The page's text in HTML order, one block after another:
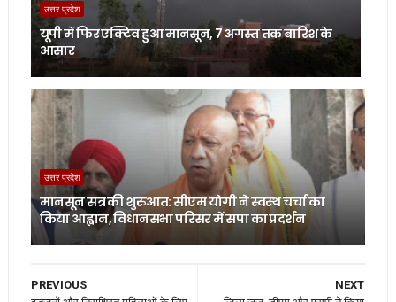
उत्तर प्रदेश
यूपी में फिर एक्टिव हुआ मानसून, 7 अगस्त तक बारिश के
आसार
उत्तर प्रदेश
मानसून सत्र की शुरुआत: सीएम योगी ने स्वस्थ चर्चा का
किया आह्वान, विधानसभा परिसर में सपा का प्रदर्शन
NEXT
PREVIOUS